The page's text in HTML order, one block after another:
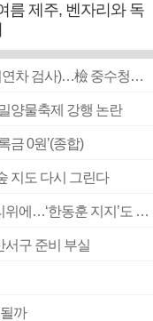
름 제주, 벤자리와 독
■ 검사 신분 버리고 직급하향(10년 이하 저연차 검사)…檢 중수청행 기피
양물축제 강행 논란
금 0원’(종합)
지도 다시 그린다
■ 국힘 부산시당, ‘정이한 조력’ 시의원 윤리위에…‘한동훈 지지’도 신고접수
구 준비 부실
까